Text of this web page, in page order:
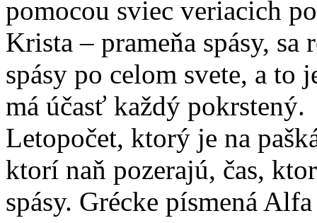
pomocou sviec veriacich
Krista – prameňa spásy,
spásy po celom svete, a to
má účasť každý pokrstený.
Letopočet, ktorý je na
ktorí naň pozerajú, čas,
spásy. Grécke písmená